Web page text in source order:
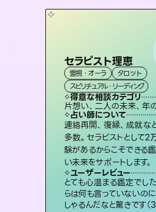
セラピスト理恵
霊視・オーラ
タロット
スピリチュアル・リーディング
得意な相談カテゴリ
片想い、二人の未来、年
占い師について
連絡再開、復縁、成就な
多数。セラピストとして
験があるからこそできる
い未来をサポートします。
ユーザーレビュー
とても心温まる鑑定でし
らは何も言っていないの
しゃるんだなと驚きです（
アイリス -iris-
西洋占星術 タロット
ルーン
得意な相談カテゴ
恋愛総合、片想い、
占い師について
復縁、恋愛、不倫の
思い、仕事関係や借
いことや心の負担に
紐解き、背中をそっと
ユーザーレビュー
安心感のあり、言い切
さない鑑定のおかげ
持ちを整えられます（
おう 霊感オ
霊視・オーラ
オラクルカード
得意な相談カ
恋愛総合、あの
占い師について
霊視×オラクルカ
「未来」そして「
ち」まで丁寧に読
ントを優しく引き
ユーザーレビュー
不安な気持ちが嘘
た…！よく視えてい
感じました（40代
未来視師
霊視・オーラ
スピリチュアル
得意な相談
出逢い、片想
占い師につ
未来には何パターンもの選択肢があります。不安で視えにくくなって
ユーザーレビュー
職場の人の性質
本当によく視え
打てて前向きに
彗望（すい
霊視・オーラ
スピリチュア
得意な相
片想い、あ
占い師に
3,700年以上
占術「易占」
かう道筋を示
体的な対策を
ユーザーレビ
複雑な背景も
いただけました
た（50代 女性）
桃源珠羽
霊視・オーラ
スピリチュ
得意な
片想い、あ
占い師に
恋愛のお悩
係」の相談
恋人未満な
寧に読み解き
ユーザーレビ
鑑定していた
動すると仲が
とうございま